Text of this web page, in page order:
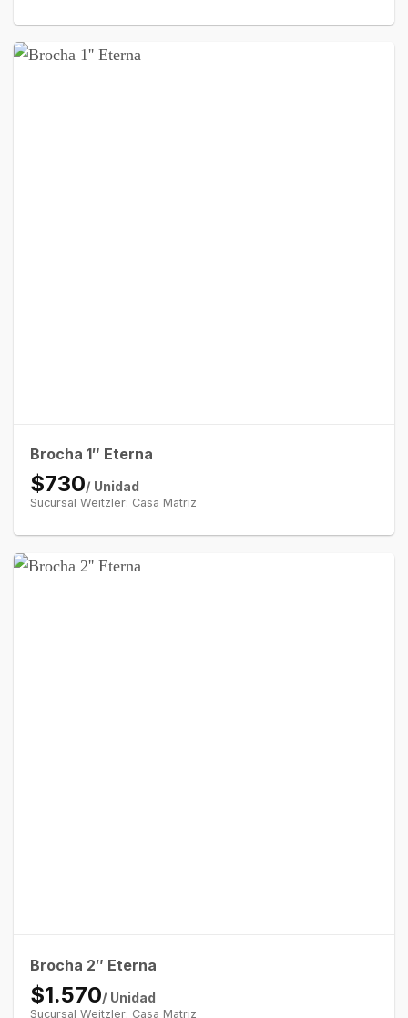
Brocha 1″ Eterna
$730/ Unidad
Sucursal Weitzler: Casa Matriz
Brocha 2″ Eterna
$1.570/ Unidad
Sucursal Weitzler: Casa Matriz